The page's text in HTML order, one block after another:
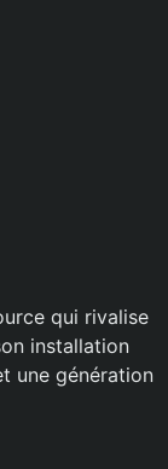
qui rivalise
installation
une génération